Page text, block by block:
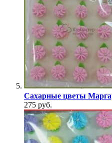
Сахарные цветы
275 руб.